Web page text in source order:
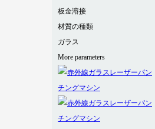
板金溶接
材質の種類
ガラス
More parameters